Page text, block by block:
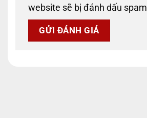
website sẽ bị đánh dấu spam